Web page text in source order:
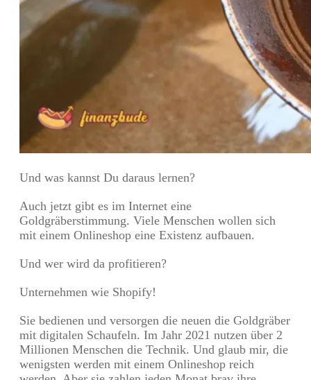
Und was kannst Du daraus lernen?
Auch jetzt gibt es im Internet eine
Goldgräberstimmung. Viele Menschen wollen sich
mit einem Onlineshop eine Existenz aufbauen.
Und wer wird da profitieren?
Unternehmen wie Shopify!
Sie bedienen und versorgen die neuen die Goldgräber
mit digitalen Schaufeln. Im Jahr 2021 nutzen über 2
Millionen Menschen die Technik. Und glaub mir, die
wenigsten werden mit einem Onlineshop reich